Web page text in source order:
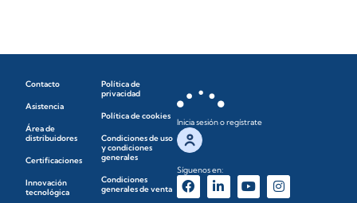
Contacto
Asistencia
Área de
distribuidores
Certificaciones
Innovación
tecnológica
Política de
privacidad
Política de cookies
Condiciones de uso
y condiciones
generales
Condiciones
generales de venta
Inicia sesión o regístrate
Síguenos en: